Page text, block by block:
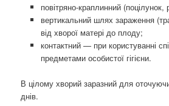
повітряно-краплинний (поцілунок,
вертикальний шлях зараження
від хворої матері до плоду;
контактний — при користуванні
предметами особистої гігієни.
В цілому хворий заразний для
днів.